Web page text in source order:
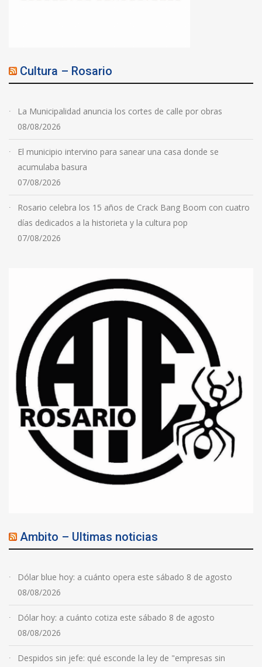
Cultura – Rosario
La Municipalidad anuncia los cortes de calle por obras
08/08/2026
El municipio intervino para sanear una casa donde se
acumulaba basura
07/08/2026
Rosario celebra los 15 años de Crack Bang Boom con cuatro
días dedicados a la historieta y la cultura pop
07/08/2026
Ambito – Ultimas noticias
Dólar blue hoy: a cuánto opera este sábado 8 de agosto
08/08/2026
Dólar hoy: a cuánto cotiza este sábado 8 de agosto
08/08/2026
Despidos sin jefe: qué esconde la ley de "empresas sin